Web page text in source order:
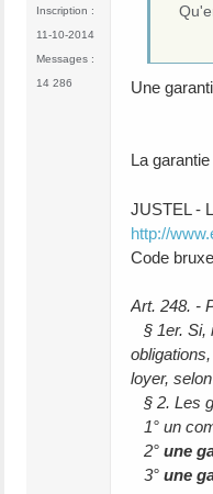
Inscription :
11-10-2014
Messages :
14 286
Une
La
JUSTEL -
http://
Code
Art. 248. -
§ 1er. Si,
loyer,
§ 2. Les
1° un
2° une
3° une